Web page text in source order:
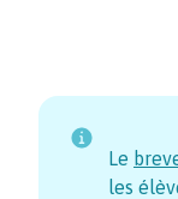
Le
les